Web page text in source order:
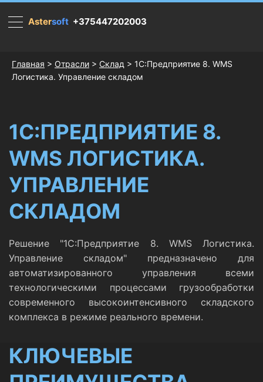
Astersoft +375447202003
Главная > Отрасли> Склад > 1С:Предприятие 8. WMS
Логистика. Управление складом
1С:ПРЕДПРИЯТИЕ 8.
WMS ЛОГИСТИКА.
УПРАВЛЕНИЕ
СКЛАДОМ
Решение "1С:Предприятие 8. WMS Логистика.
Управление складом" предназначено для
автоматизированного управления всеми
технологическими процессами грузообработки
современного высокоинтенсивного складского
комплекса в режиме реального времени.
КЛЮЧЕВЫЕ